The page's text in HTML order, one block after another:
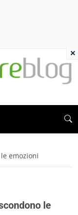
emozioni
le
×